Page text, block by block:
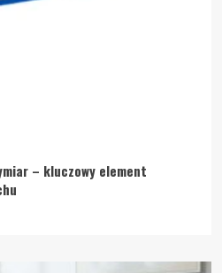
– kluczowy element